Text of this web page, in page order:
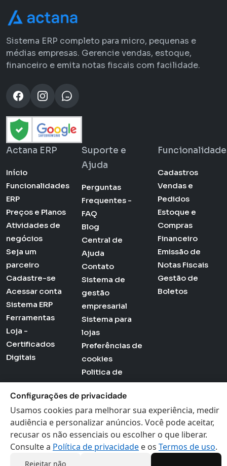
Sistema ERP completo para micro, pequenas e
médias empresas. Gerencie vendas, estoque,
financeiro e emita notas fiscais com facilidade.
Actana ERP
Início
Funcionalidades
ERP
Preços e Planos
Atividades de
negócios
Seja um
parceiro
Cadastre-se
Acessar conta
Sistema ERP
Ferramentas
Loja -
Certificados
Digitais
Suporte e
Ajuda
Perguntas
Frequentes -
FAQ
Blog
Central de
Ajuda
Contato
Sistema de
gestão
empresarial
Sistema para
lojas
Preferências de
cookies
Politica de
Privacidade
Termos de Uso
Cadastros
Vendas e
Pedidos
Estoque e
Compras
Financeiro
Emissão de
Notas Fiscais
Gestão de
Boletos
Actana © 2026 - Todos os direitos reservados
Configurações de privacidade
Usamos cookies para melhorar sua experiência, medir
audiência e personalizar anúncios. Você pode aceitar,
recusar os não essenciais ou escolher o que liberar.
Consulte a Política de privacidade e os Termos de uso.
Rejeitar não